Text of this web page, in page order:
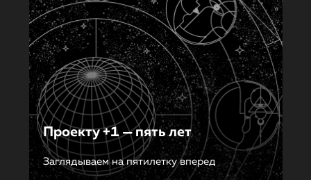
Проекту +1 — пять лет
Заглядываем на пятилетку вперед